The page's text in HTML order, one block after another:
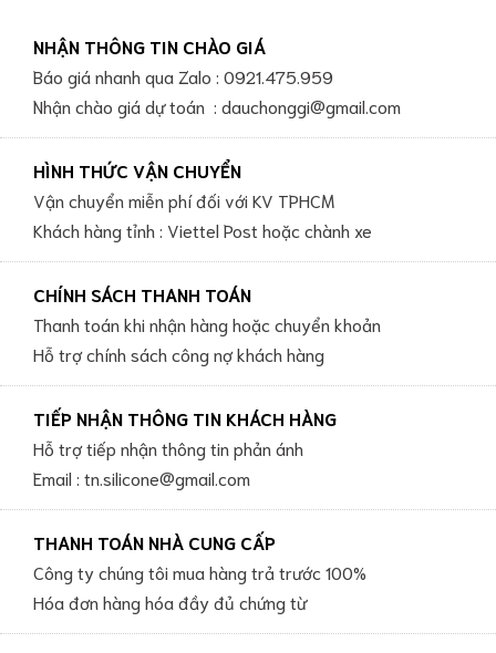
NHẬN THÔNG TIN CHÀO GIÁ
Báo giá nhanh qua Zalo : 0921.475.959
Nhận chào giá dự toán : dauchonggi@gmail.com
HÌNH THỨC VẬN CHUYỂN
Vận chuyển miễn phí đối với KV TPHCM
Khách hàng tỉnh : Viettel Post hoặc chành xe
CHÍNH SÁCH THANH TOÁN
Thanh toán khi nhận hàng hoặc chuyển khoản
Hỗ trợ chính sách công nợ khách hàng
TIẾP NHẬN THÔNG TIN KHÁCH HÀNG
Hỗ trợ tiếp nhận thông tin phản ánh
Email : tn.silicone@gmail.com
THANH TOÁN NHÀ CUNG CẤP
Công ty chúng tôi mua hàng trả trước 100%
Hóa đơn hàng hóa đầy đủ chứng từ